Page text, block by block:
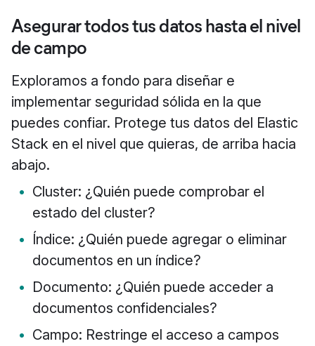
Asegurar todos tus datos hasta el nivel
de campo
Exploramos a fondo para diseñar e
implementar seguridad sólida en la que
puedes confiar. Protege tus datos del Elastic
Stack en el nivel que quieras, de arriba hacia
abajo.
Cluster: ¿Quién puede comprobar el
estado del cluster?
Índice: ¿Quién puede agregar o eliminar
documentos en un índice?
Documento: ¿Quién puede acceder a
documentos confidenciales?
Campo: Restringe el acceso a campos